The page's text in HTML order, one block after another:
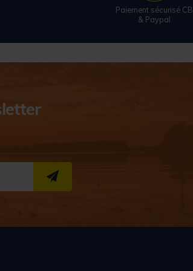
Paiement sécurisé CB
& Paypal
S''INSCRIRE